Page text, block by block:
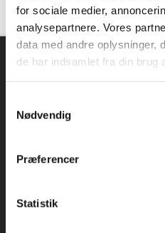
for sociale medier,
analysepartnere. Vores
data med andre oplysninger,
de har indsamlet fra din brug
Nødvendig
Præferencer
Statistik
Vurderet af Georg
Om
Hos industriopvasker.dk er du
hver gang.
Vi ved det godt – opvask er
Alligevel bruges der hver dag
frustrationer. Køb derfor hos